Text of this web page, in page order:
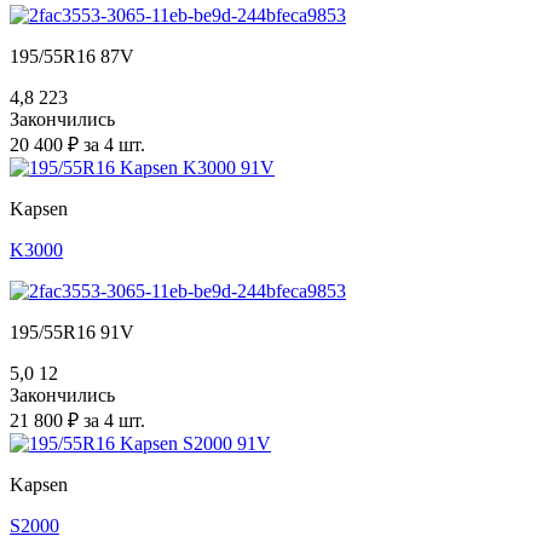
195/55R16 87V
4,8 223
Закончились
20 400 ₽ за 4 шт.
Kapsen
K3000
195/55R16 91V
5,0 12
Закончились
21 800 ₽ за 4 шт.
Kapsen
S2000